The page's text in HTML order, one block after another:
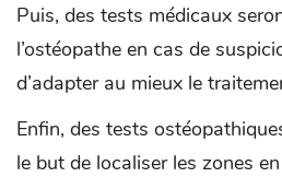
Puis, des tests médicaux
l’ostéopathe en cas de
d’adapter au mieux le
Enfin, des tests
le but de localiser les zones